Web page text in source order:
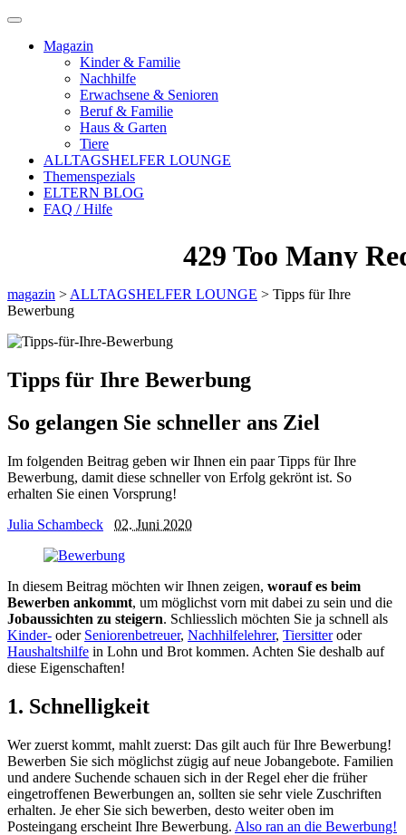
Magazin
Kinder & Familie
Nachhilfe
Erwachsene & Senioren
Beruf & Familie
Haus & Garten
Tiere
ALLTAGSHELFER LOUNGE
Themenspezials
ELTERN BLOG
FAQ / Hilfe
magazin > ALLTAGSHELFER LOUNGE > Tipps für Ihre
Bewerbung
Tipps für Ihre Bewerbung
So gelangen Sie schneller ans Ziel
Im folgenden Beitrag geben wir Ihnen ein paar Tipps für Ihre
Bewerbung, damit diese schneller von Erfolg gekrönt ist. So
erhalten Sie einen Vorsprung!
Julia Schambeck
02. Juni 2020
In diesem Beitrag möchten wir Ihnen zeigen, worauf es beim
Bewerben ankommt, um möglichst vorn mit dabei zu sein und die
Jobaussichten zu steigern. Schliesslich möchten Sie ja schnell als
Kinder- oder Seniorenbetreuer, Nachhilfelehrer, Tiersitteroder
Haushaltshilfe in Lohn und Brot kommen. Achten Sie deshalb auf
diese Eigenschaften!
1. Schnelligkeit
Wer zuerst kommt, mahlt zuerst: Das gilt auch für Ihre Bewerbung!
Bewerben Sie sich möglichst zügig auf neue Jobangebote. Familien
und andere Suchende schauen sich in der Regel eher die früher
eingetroffenen Bewerbungen an, sollten sie sehr viele Zuschriften
erhalten. Je eher Sie sich bewerben, desto weiter oben im
Posteingang erscheint Ihre Bewerbung. Also ran an die Bewerbung!